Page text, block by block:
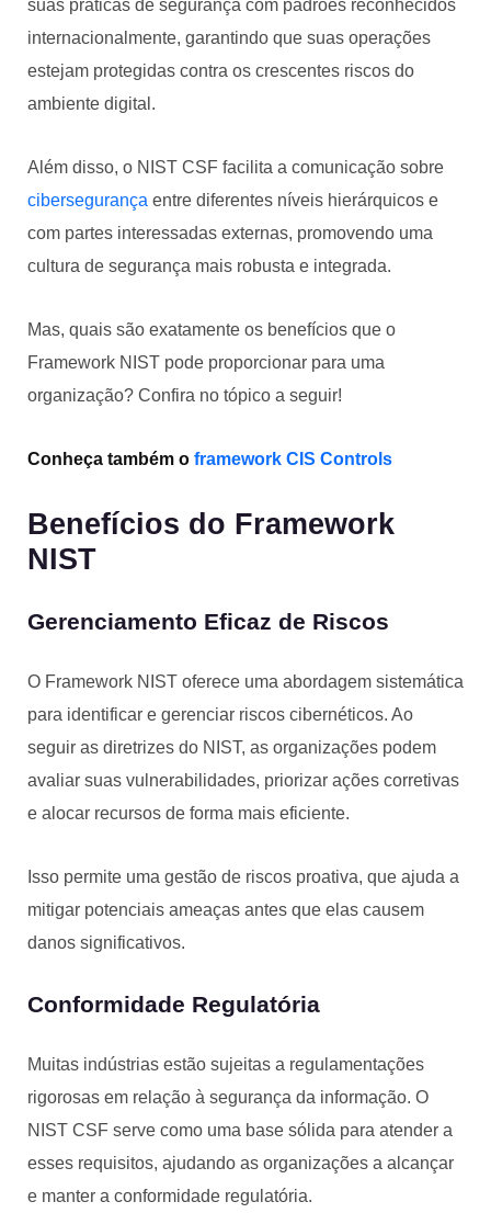
suas práticas de segurança com padrões reconhecidos
internacionalmente, garantindo que suas operações
estejam protegidas contra os crescentes riscos do
ambiente digital.
Além disso, o NIST CSF facilita a comunicação sobre
cibersegurança entre diferentes níveis hierárquicos e
com partes interessadas externas, promovendo uma
cultura de segurança mais robusta e integrada.
Mas, quais são exatamente os benefícios que o
Framework NIST pode proporcionar para uma
organização? Confira no tópico a seguir!
Conheça também o framework CIS Controls
Benefícios do Framework
NIST
Gerenciamento Eficaz de Riscos
O Framework NIST oferece uma abordagem sistemática
para identificar e gerenciar riscos cibernéticos. Ao
seguir as diretrizes do NIST, as organizações podem
avaliar suas vulnerabilidades, priorizar ações corretivas
e alocar recursos de forma mais eficiente.
Isso permite uma gestão de riscos proativa, que ajuda a
mitigar potenciais ameaças antes que elas causem
danos significativos.
Conformidade Regulatória
Muitas indústrias estão sujeitas a regulamentações
rigorosas em relação à segurança da informação. O
NIST CSF serve como uma base sólida para atender a
esses requisitos, ajudando as organizações a alcançar
e manter a conformidade regulatória.